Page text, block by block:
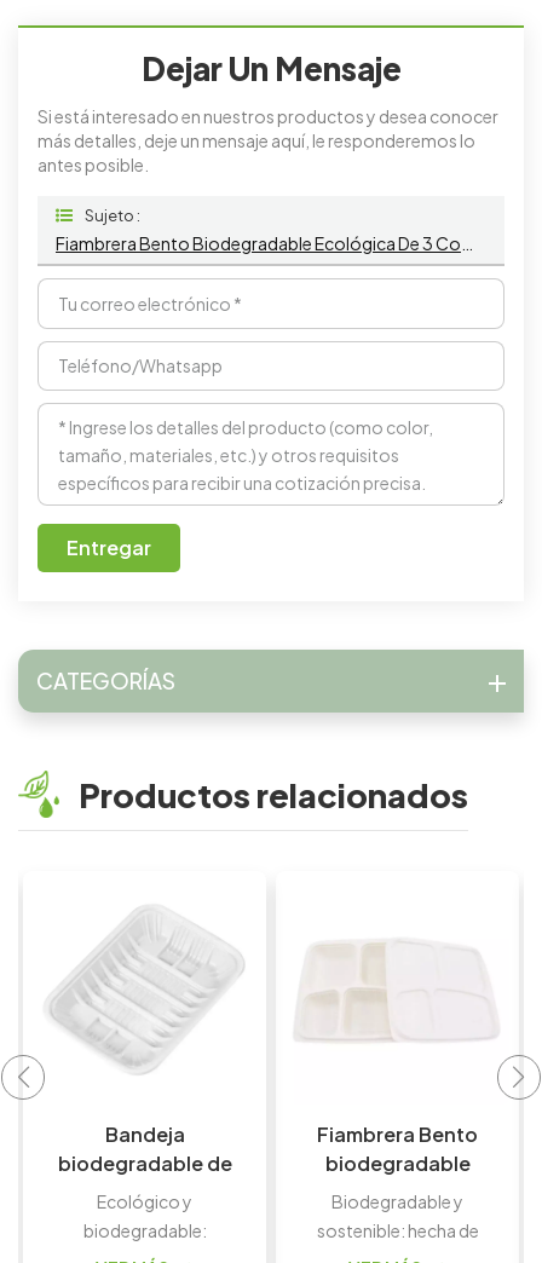
Dejar Un Mensaje
Si está interesado en nuestros productos y desea conocer
más detalles, deje un mensaje aquí, le responderemos lo
antes posible.
Sujeto :
Entregar
CATEGORÍAS
Productos relacionados
Fiambrera Bento
biodegradable
ecológica de 3
compartimentos
Biodegradable y
sostenible: hecha de
Bandeja reciclable
biodegradable de
la comida de la
bandeja los
Ecológica y
biodegradable: hecha